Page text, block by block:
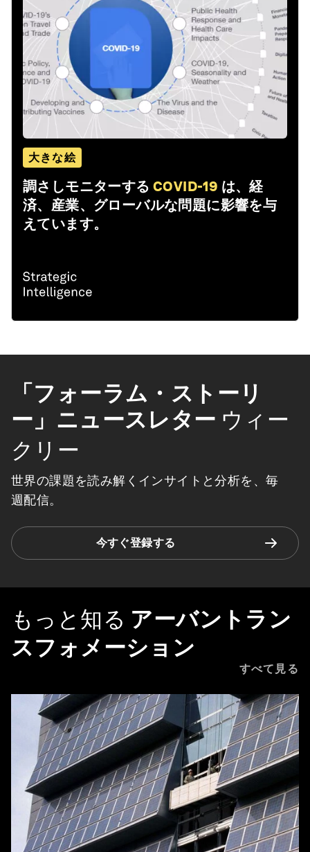
大きな絵
調さしモニターする COVID-19 は、経
済、産業、グローバルな問題に影響を与
えています。
「フォーラム・ストーリ
ー」ニュースレター ウィー
クリー
世界の課題を読み解くインサイトと分析を、毎
週配信。
今すぐ登録する
もっと知る アーバントラン
スフォメーション
すべて見る